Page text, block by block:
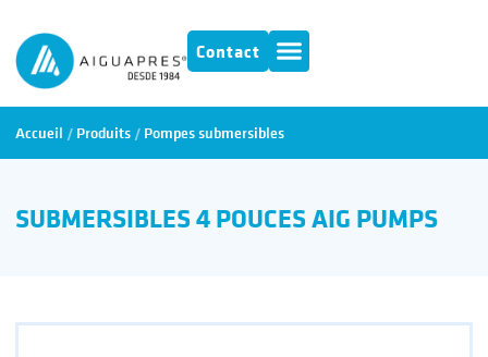
Contact
Accueil / Produits / Pompes submersibles
SUBMERSIBLES 4 POUCES AIG PUMPS